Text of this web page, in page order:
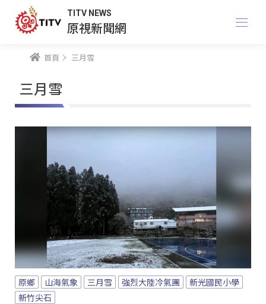
TITV NEWS
原視新聞網
首頁 三月雪
三月雪
原鄉 山海氣象 三月雪 強烈大陸冷氣團
新光國民小學
新竹尖石